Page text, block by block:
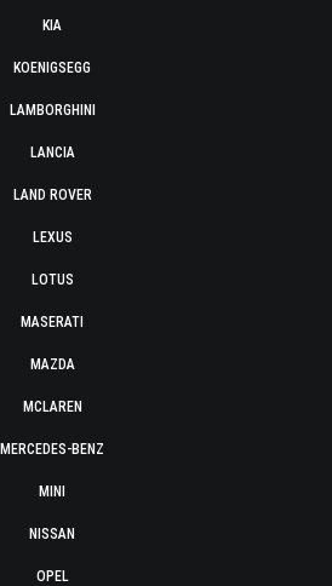
KIA
KOENIGSEGG
LAMBORGHINI
LANCIA
LAND ROVER
LEXUS
LOTUS
MASERATI
MAZDA
MCLAREN
MERCEDES-BENZ
MINI
NISSAN
OPEL